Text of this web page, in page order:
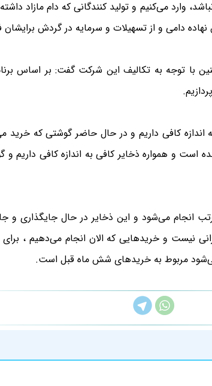
وارد می‌کنیم و تولید کنندگانی که دام مازاد
دامی و از تسهیلات و سرمایه در گردش برایشان
با توجه به تکالیف این شرکت گفت: بر اساس
است و همواره ذخایر کافی به اندازه کافی داریم
انجام می‌شود و این ذخایر در حال جایگذاری و
نیست و خریدهایی که الان انجام می‌دهیم ، برای
مربوط به خریدهای شش ماه قبل است.